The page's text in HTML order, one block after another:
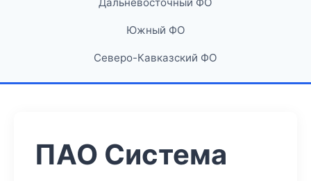
Южный ФО
Северо-Кавказский ФО
ПАО Система